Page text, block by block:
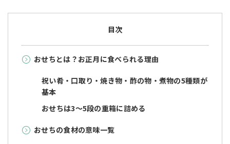
目次
おせちとは？お正月に食べられる理由
祝い肴・口取り・焼き物・酢の物・煮物の5種類が
基本
おせちは3～5段の重箱に詰める
おせちの食材の意味一覧